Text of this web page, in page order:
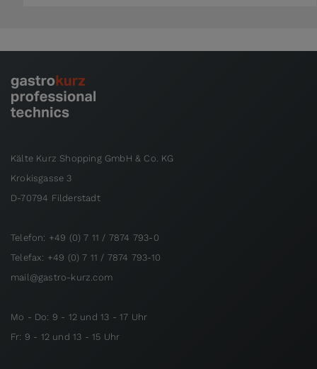
Kälte Kurz Shopping GmbH & Co. KG
Krokisgasse 3
D-70794 Filderstadt
Telefon: +49 (0) 7 11 / 7874 793-0
Telefax: +49 (0) 7 11 / 7874 793-10
mail@gastro-kurz.com
Mo - Do: 9 - 12 und 13 - 17 Uhr
Fr: 9 - 12 und 13 - 15 Uhr